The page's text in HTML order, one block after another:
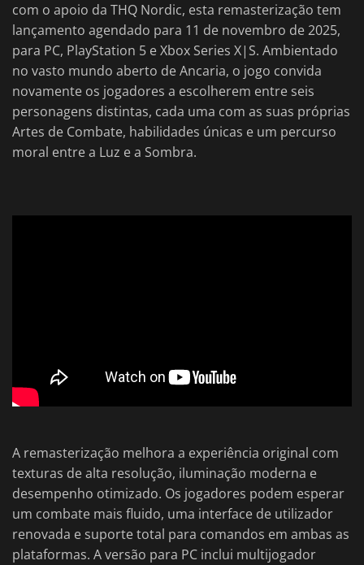
com o apoio da THQ Nordic, esta remasterização tem
lançamento agendado para 11 de novembro de 2025,
para PC, PlayStation 5 e Xbox Series X|S. Ambientado
no vasto mundo aberto de Ancaria, o jogo convida
novamente os jogadores a escolherem entre seis
personagens distintas, cada uma com as suas próprias
Artes de Combate, habilidades únicas e um percurso
moral entre a Luz e a Sombra.
A remasterização melhora a experiência original com
texturas de alta resolução, iluminação moderna e
desempenho otimizado. Os jogadores podem esperar
um combate mais fluido, uma interface de utilizador
renovada e suporte total para comandos em ambas as
plataformas. A versão para PC inclui multijogador